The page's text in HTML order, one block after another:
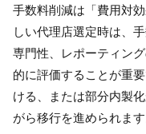
手数料削減は「費用対
しい代理店選定時は、
専門性、レポーティン
的に評価することが重
ける、または部分内製
がら移行を進められます